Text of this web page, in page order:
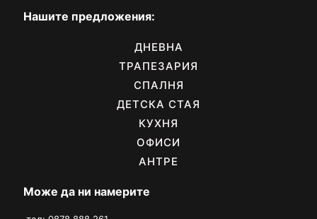
Нашите предложения:
ДНЕВНА
ТРАПЕЗАРИЯ
СПАЛНЯ
ДЕТСКА СТАЯ
КУХНЯ
ОФИСИ
АНТРЕ
Може да ни намерите